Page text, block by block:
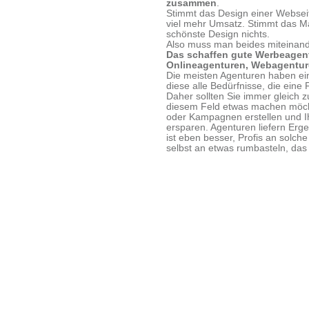
zusammen.
Stimmt das Design einer
viel mehr Umsatz. Stimmt das
schönste Design nichts.
Also muss man beides
Das schaffen gute
Onlineagenturen,
Die meisten Agenturen haben
diese alle Bedürfnisse, die eine
Daher sollten Sie immer gleich
diesem Feld etwas machen
oder Kampagnen erstellen und
ersparen. Agenturen liefern
ist eben besser, Profis an
selbst an etwas rumbasteln,